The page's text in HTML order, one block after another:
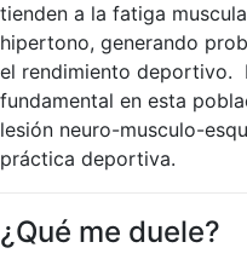
tienden a la fatiga
hipertono, generando
el rendimiento deportivo.
fundamental en esta
lesión neuro-musculo-
práctica deportiva.
¿Qué me duele?